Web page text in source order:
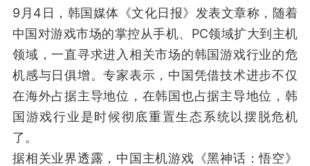
9月4日，韩国媒体《文化日报》发表文章称，随着
中国对游戏市场的掌控从手机、PC领域扩大到主机
领域，一直寻求进入相关市场的韩国游戏行业的危
机感与日俱增。专家表示，中国凭借技术进步不仅
在海外占据主导地位，在韩国也占据主导地位，韩
国游戏行业是时候彻底重置生态系统以摆脱危机
了。
据相关业界透露，中国主机游戏《黑神话：悟空》